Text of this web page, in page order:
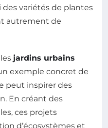
variétés de plantes
autrement de
jardins urbains
exemple concret de
peut inspirer des
En créant des
ces projets
d’écosystèmes et